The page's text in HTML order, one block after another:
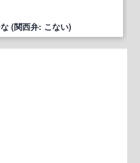
(関西弁: こない)